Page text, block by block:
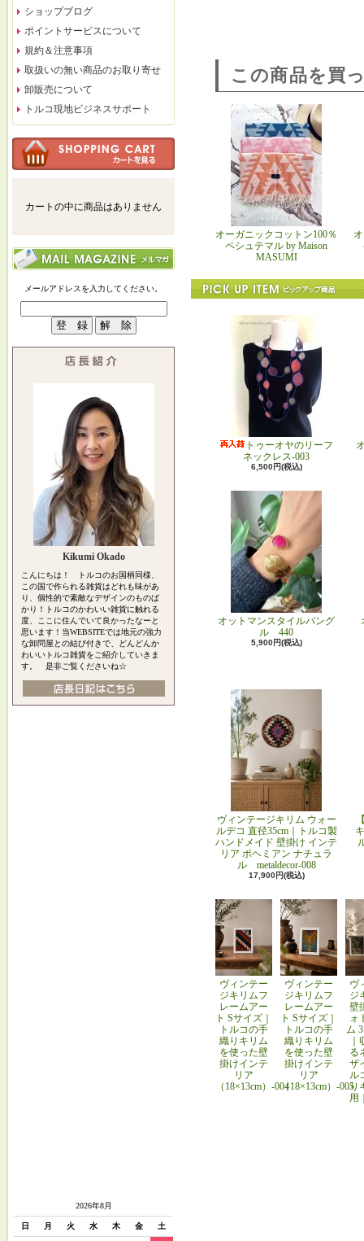
ショップブログ
ポイントサービスについて
規約＆注意事項
取扱いの無い商品のお取り寄せ
卸販売について
トルコ現地ビジネスサポート
カートの中に商品はありません
メールアドレスを入力してください。
Kikumi Okado
こんにちは！ トルコのお国柄同様、
この国で作られる雑貨はどれも味があ
り、個性的で素敵なデザインのものば
かり！トルコのかわいい雑貨に触れる
度、ここに住んでいて良かったなーと
思います！当WEBSITEでは地元の強力
な卸問屋との結び付きで、どんどんか
わいいトルコ雑貨をご紹介していきま
す。 是非ご覧くださいね☆
2026年8月
日 月 火 水 木 金 土
この商品を買
オーガニックコットン100％
ペシュテマル by Maison
MASUMI
トゥーオヤのリーフ
ネックレス-003
6,500円(税込)
オットマンスタイルバング
ル 440
5,900円(税込)
ヴィンテージキリム ウォー
ルデコ 直径35cm｜トルコ製
ハンドメイド 壁掛け インテ
リア ボヘミアン ナチュラ
ル metaldecor-008
17,900円(税込)
ヴィンテー
ジキリムフ
レームアー
ト Sサイズ｜
トルコの手
織りキリム
を使った壁
掛けインテ
リア
（18×13cm）-004
ヴィンテー
ジキリムフ
レームアー
ト Sサイズ｜
トルコの手
織りキリム
を使った壁
掛けインテ
リア
（18×13cm）-005
ヴ
ジ
壁
ォ
ム
る
ザ
ル
り
用